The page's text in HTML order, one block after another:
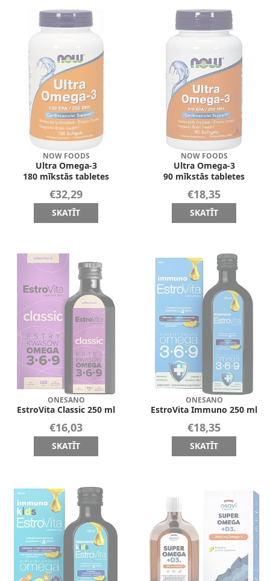
NOW FOODS
Ultra Omega-3
180 mīkstās tabletes
€32,29
SKATĪT
NOW FOODS
Ultra Omega-3
90 mīkstās tabletes
€18,35
SKATĪT
ONESANO
EstroVita Classic 250 ml
€16,03
SKATĪT
ONESANO
EstroVita Immuno 250 ml
€18,35
SKATĪT